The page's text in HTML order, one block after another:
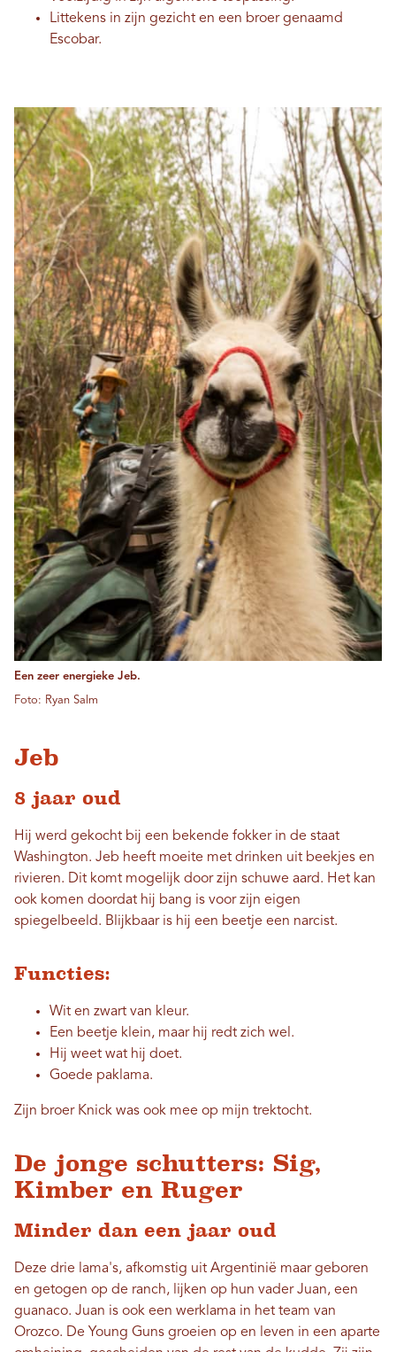
Littekens in zijn gezicht en een broer genaamd
Escobar.
Een zeer energieke Jeb.
Foto: Ryan Salm
Jeb
8 jaar oud
Hij werd gekocht bij een bekende fokker in de staat
Washington. Jeb heeft moeite met drinken uit beekjes en
rivieren. Dit komt mogelijk door zijn schuwe aard. Het kan
ook komen doordat hij bang is voor zijn eigen
spiegelbeeld. Blijkbaar is hij een beetje een narcist.
Functies:
Wit en zwart van kleur.
Een beetje klein, maar hij redt zich wel.
Hij weet wat hij doet.
Goede paklama.
Zijn broer Knick was ook mee op mijn trektocht.
De jonge schutters: Sig,
Kimber en Ruger
Minder dan een jaar oud
Deze drie lama's, afkomstig uit Argentinië maar geboren
en getogen op de ranch, lijken op hun vader Juan, een
guanaco. Juan is ook een werklama in het team van
Orozco. De Young Guns groeien op en leven in een aparte